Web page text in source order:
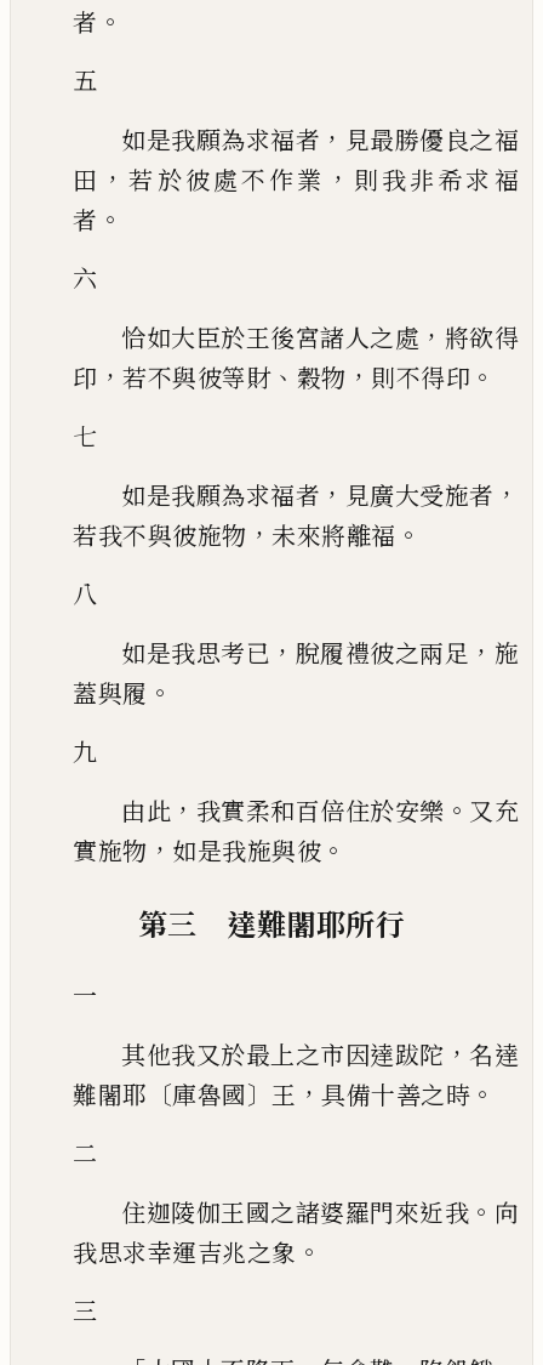
者 。
五
如是我願為求福者 ， 見最勝優良之福
田 ，若於彼處不作業 ， 則我非希求福
者 。
六
恰如大臣於王後宮諸人之處 ， 將欲得
印 ， 若不與彼等財 、 穀物 ， 則不得印 。
七
如是我願為求福者 ， 見廣大受施者 ，
若我不與彼施物 ， 未來將離福 。
八
如是我思考已 ， 脫履禮彼之兩足 ， 施
蓋與履 。
九
由此 ， 我實柔和百倍住於安樂 。 又充
實施物 ， 如是我施與彼 。
第三 達難闍耶所行
一
其他我又於最上之市因達跋陀 ， 名達
難闍耶 〔庫魯國〕 王 ， 具備十善之時 。
二
住迦陵伽王國之諸婆羅門來近我 。 向
我思求幸運吉兆之象 。
三